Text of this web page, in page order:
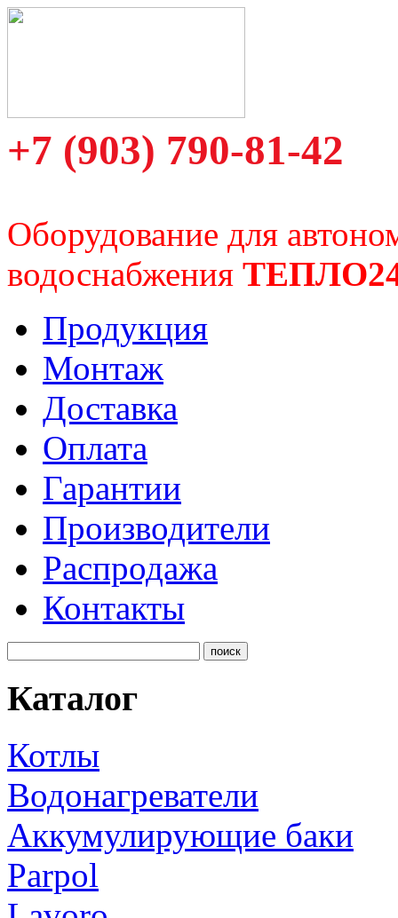
+7 (903) 790-81-42
Оборудование для
водоснабжения
Продукция
Монтаж
Доставка
Оплата
Гарантии
Производители
Распродажа
Контакты
Каталог
Котлы
Водонагреватели
Аккумулирующие баки
Parpol